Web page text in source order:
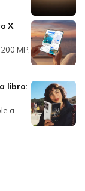
X
MP,
libro:
a